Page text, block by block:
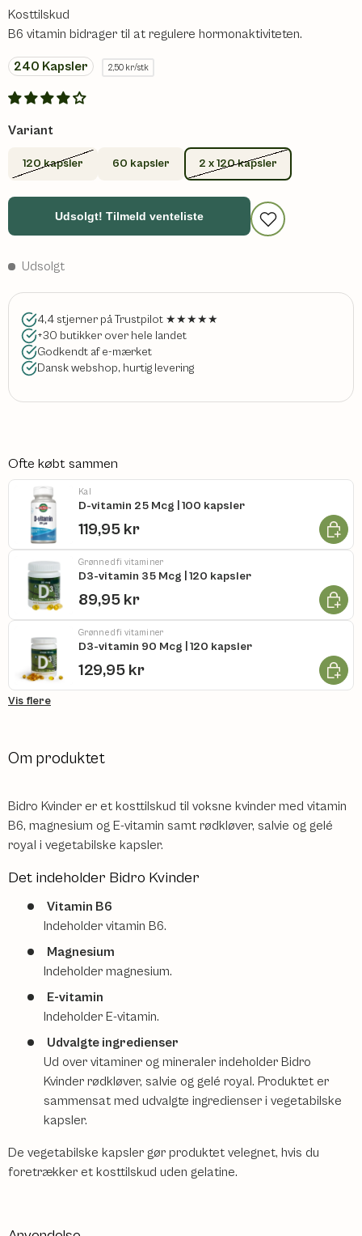
Kosttilskud
B6 vitamin bidrager til at regulere hormonaktiviteten.
240 Kapsler 2,50 kr/stk
Variant
120 kapsler 60 kapsler 2 x 120 kapsler
Udsolgt! Tilmeld venteliste
Udsolgt
4,4 stjerner på Trustpilot ★★★★★
+30 butikker over hele landet
Godkendt af e-mærket
Dansk webshop, hurtig levering
Ofte købt sammen
Kal
D-vitamin 25 Mcg | 100 kapsler
119,95 kr Læg i
Grønne dfi vitaminer
D3-vitamin 35 Mcg | 120 kapsler
89,95 kr Læg i
Grønne dfi vitaminer
D3-vitamin 90 Mcg | 120 kapsler
129,95 kr Læg i
Vis flere
Om produktet
Bidro Kvinder er et kosttilskud til voksne kvinder med vitamin
B6, magnesium og E-vitamin samt rødkløver, salvie og gelé
royal i vegetabilske kapsler.
Det indeholder Bidro Kvinder
Vitamin B6
Indeholder vitamin B6.
Magnesium
Indeholder magnesium.
E-vitamin
Indeholder E-vitamin.
Udvalgte ingredienser
Ud over vitaminer og mineraler indeholder Bidro
Kvinder rødkløver, salvie og gelé royal. Produktet er
sammensat med udvalgte ingredienser i vegetabilske
kapsler.
De vegetabilske kapsler gør produktet velegnet, hvis du
foretrækker et kosttilskud uden gelatine.